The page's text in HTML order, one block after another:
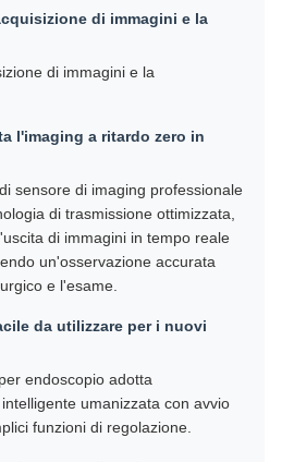
di immagini e la
di immagini e la
l'imaging a ritardo zero in
sensore di imaging professionale
di trasmissione ottimizzata,
di immagini in tempo reale
un'osservazione accurata
e l'esame.
da utilizzare per i nuovi
endoscopio adotta
umanizzata con avvio
funzioni di regolazione.